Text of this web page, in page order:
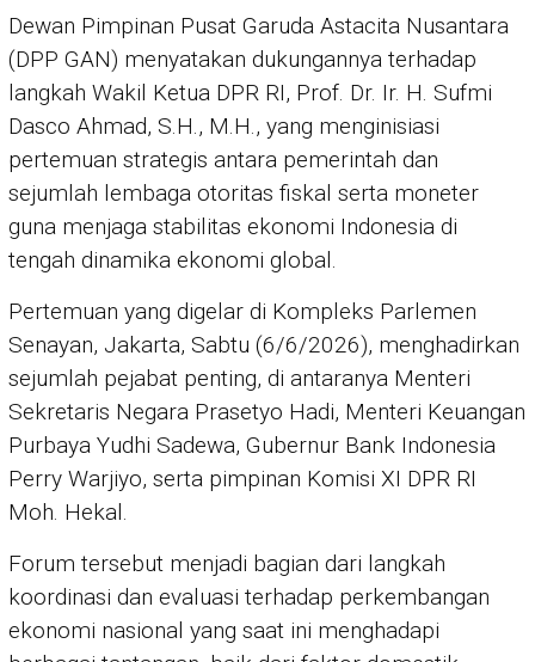
Dewan Pimpinan Pusat Garuda Astacita Nusantara
(DPP GAN) menyatakan dukungannya terhadap
langkah Wakil Ketua DPR RI, Prof. Dr. Ir. H. Sufmi
Dasco Ahmad, S.H., M.H., yang menginisiasi
pertemuan strategis antara pemerintah dan
sejumlah lembaga otoritas fiskal serta moneter
guna menjaga stabilitas ekonomi Indonesia di
tengah dinamika ekonomi global.
Pertemuan yang digelar di Kompleks Parlemen
Senayan, Jakarta, Sabtu (6/6/2026), menghadirkan
sejumlah pejabat penting, di antaranya Menteri
Sekretaris Negara Prasetyo Hadi, Menteri Keuangan
Purbaya Yudhi Sadewa, Gubernur Bank Indonesia
Perry Warjiyo, serta pimpinan Komisi XI DPR RI
Moh. Hekal.
Forum tersebut menjadi bagian dari langkah
koordinasi dan evaluasi terhadap perkembangan
ekonomi nasional yang saat ini menghadapi